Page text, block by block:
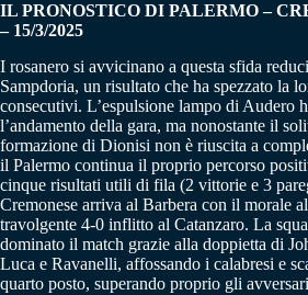
IL PRONOSTICO DI PALERMO –
– 15/3/2025
I rosanero si avvicinano a questa sfida
Sampdoria, un risultato che ha spezzato la
consecutivi. L’espulsione lampo di Audero
l’andamento della gara, ma nonostante il
formazione di Dionisi non è riuscita a
il Palermo continua il proprio percorso
cinque risultati utili di fila (2 vittorie e 3
Cremonese arriva al Barbera con il morale
travolgente 4-0 inflitto al Catanzaro. La
dominato il match grazie alla doppietta di
Luca e Ravanelli, affossando i calabresi e
quarto posto, superando proprio gli